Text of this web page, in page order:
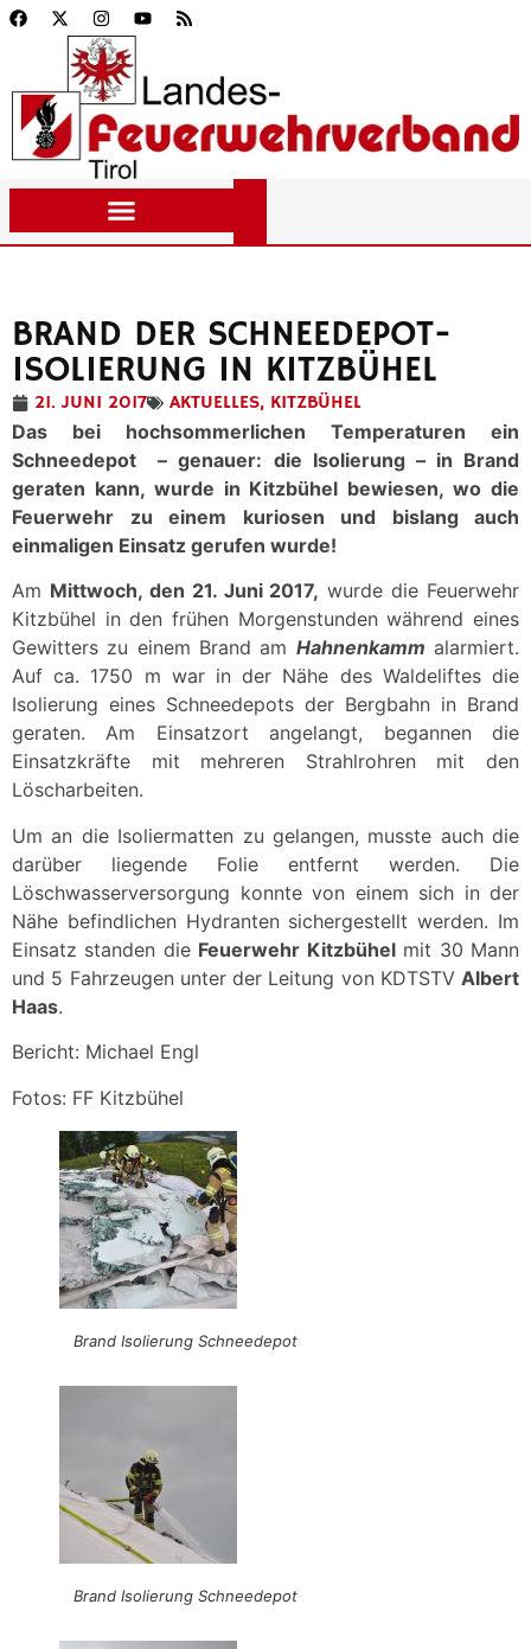
BRAND DER SCHNEEDEPOT-
ISOLIERUNG IN KITZBÜHEL
21. JUNI 2017 AKTUELLES, KITZBÜHEL
Das bei hochsommerlichen Temperaturen ein
Schneedepot – genauer: die Isolierung – in Brand
geraten kann, wurde in Kitzbühel bewiesen, wo die
Feuerwehr zu einem kuriosen und bislang auch
einmaligen Einsatz gerufen wurde!
Am Mittwoch, den 21. Juni 2017, wurde die Feuerwehr
Kitzbühel in den frühen Morgenstunden während eines
Gewitters zu einem Brand am Hahnenkamm alarmiert.
Auf ca. 1750 m war in der Nähe des Waldeliftes die
Isolierung eines Schneedepots der Bergbahn in Brand
geraten. Am Einsatzort angelangt, begannen die
Einsatzkräfte mit mehreren Strahlrohren mit den
Löscharbeiten.
Um an die Isoliermatten zu gelangen, musste auch die
darüber liegende Folie entfernt werden. Die
Löschwasserversorgung konnte von einem sich in der
Nähe befindlichen Hydranten sichergestellt werden. Im
Einsatz standen die Feuerwehr Kitzbühelmit 30 Mann
und 5 Fahrzeugen unter der Leitung von KDTSTV Albert
Haas.
Bericht: Michael Engl
Fotos: FF Kitzbühel
Brand Isolierung Schneedepot
Brand Isolierung Schneedepot